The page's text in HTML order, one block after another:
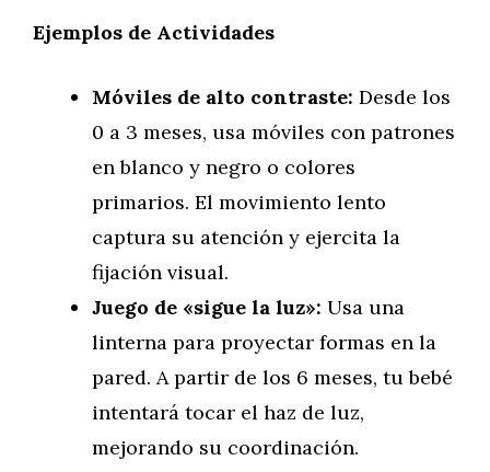
Ejemplos de Actividades
Móviles de alto contraste: Desde los
0 a 3 meses, usa móviles con patrones
en blanco y negro o colores
primarios. El movimiento lento
captura su atención y ejercita la
fijación visual.
Juego de «sigue la luz»: Usa una
linterna para proyectar formas en la
pared. A partir de los 6 meses, tu bebé
intentará tocar el haz de luz,
mejorando su coordinación.